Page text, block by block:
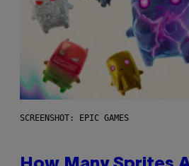
SCREENSHOT: EPIC GAMES